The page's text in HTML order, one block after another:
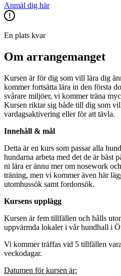
Anmäl dig här
En plats kvar
Om arrangemanget
Kursen är för dig som vill lära dig
kommer fortsätta lära in den första
svårare miljöer, vi kommer träna
Kursen riktar sig både till dig som
vardagsaktivering eller för att tävla.
Innehåll & mål
Detta är en kurs som passar alla
hundarna arbeta med det de är bäst
ni lära er ännu mer om nosework
träning, men vi kommer även här
utomhussök samt fordonsök.
Kursens upplägg
Kursen är fem tillfällen och hålls
uppvärmda lokaler i vår hundhall i
Vi kommer träffas vid 5 tillfällen
veckodagar.
Datumen för kursen är: